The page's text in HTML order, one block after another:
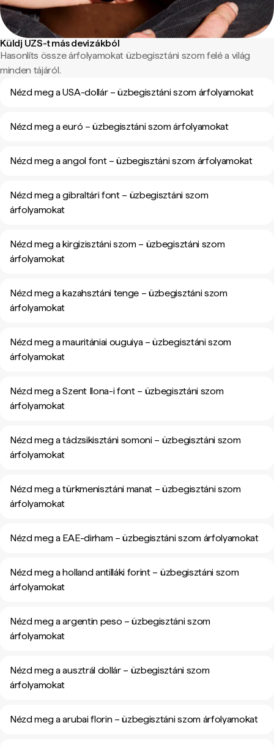
Küldj UZS-t más devizákból
Hasonlíts össze árfolyamokat üzbegisztáni szom felé a világ
minden tájáról.
Nézd meg a USA-dollár – üzbegisztáni szom árfolyamokat
Nézd meg a euró – üzbegisztáni szom árfolyamokat
Nézd meg a angol font – üzbegisztáni szom árfolyamokat
Nézd meg a gibraltári font – üzbegisztáni szom
árfolyamokat
Nézd meg a kirgizisztáni szom – üzbegisztáni szom
árfolyamokat
Nézd meg a kazahsztáni tenge – üzbegisztáni szom
árfolyamokat
Nézd meg a mauritániai ouguiya – üzbegisztáni szom
árfolyamokat
Nézd meg a Szent Ilona-i font – üzbegisztáni szom
árfolyamokat
Nézd meg a tádzsikisztáni somoni – üzbegisztáni szom
árfolyamokat
Nézd meg a türkmenisztáni manat – üzbegisztáni szom
árfolyamokat
Nézd meg a EAE-dirham – üzbegisztáni szom árfolyamokat
Nézd meg a holland antilláki forint – üzbegisztáni szom
árfolyamokat
Nézd meg a argentin peso – üzbegisztáni szom
árfolyamokat
Nézd meg a ausztrál dollár – üzbegisztáni szom
árfolyamokat
Nézd meg a arubai florin – üzbegisztáni szom árfolyamokat